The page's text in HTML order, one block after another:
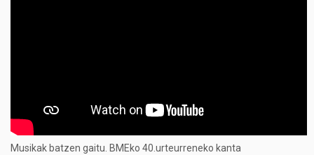
Musikak batzen gaitu. BMEko 40.urteurreneko kanta